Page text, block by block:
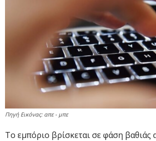
Πηγή Εικόνας: απε - μπε
Το εμπόριο βρίσκεται σε φάση βαθιάς